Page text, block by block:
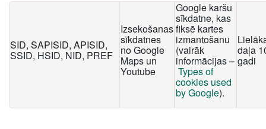
SID, SAPISID, APISID,
SSID, HSID, NID, PREF
Izsekošanas
sīkdatnes
no Google
Maps un
Youtube
Google karšu
sīkdatne, kas
fiksē kartes
izmantošanu
(vairāk
informācijas –
Types of
cookies used
by Google).
daļa
gadi